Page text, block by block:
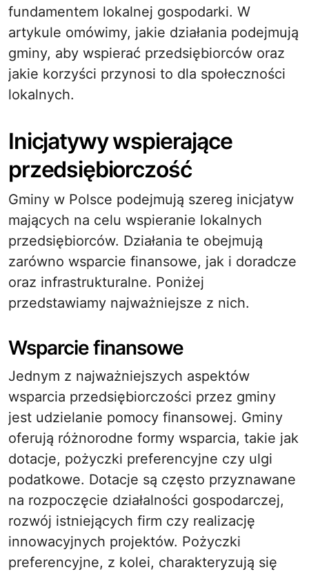
fundamentem lokalnej gospodarki. W
artykule omówimy, jakie działania podejmują
gminy, aby wspierać przedsiębiorców oraz
jakie korzyści przynosi to dla społeczności
lokalnych.
Inicjatywy wspierające
przedsiębiorczość
Gminy w Polsce podejmują szereg inicjatyw
mających na celu wspieranie lokalnych
przedsiębiorców. Działania te obejmują
zarówno wsparcie finansowe, jak i doradcze
oraz infrastrukturalne. Poniżej
przedstawiamy najważniejsze z nich.
Wsparcie finansowe
Jednym z najważniejszych aspektów
wsparcia przedsiębiorczości przez gminy
jest udzielanie pomocy finansowej. Gminy
oferują różnorodne formy wsparcia, takie jak
dotacje, pożyczki preferencyjne czy ulgi
podatkowe. Dotacje są często przyznawane
na rozpoczęcie działalności gospodarczej,
rozwój istniejących firm czy realizację
innowacyjnych projektów. Pożyczki
preferencyjne, z kolei, charakteryzują się